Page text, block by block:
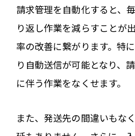
請求管理を自動化すると、
り返し作業を減らすことが
率の改善に繋がります。特
り自動送信が可能となり、
に伴う作業をなくせます。
また、発送先の間違いもな